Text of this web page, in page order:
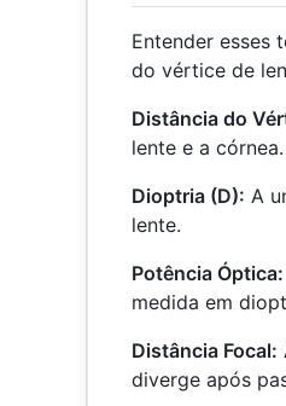
Entender esses
do vértice de
Distância do
lente e a córnea.
Dioptria (D): A
lente.
Potência Óptica:
medida em
Distância Focal:
diverge após